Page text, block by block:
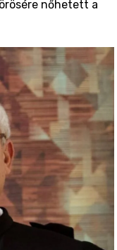
nőhetett a